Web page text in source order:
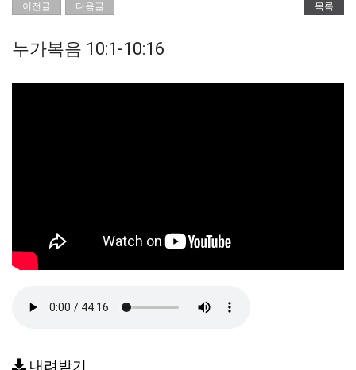
이전글 다음글 목록
누가복음 10:1-10:16
내려받기